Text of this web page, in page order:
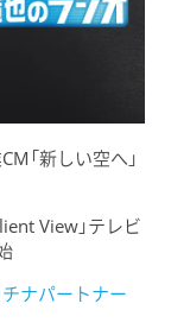
「新しい空へ」
View」テレビ
ナパートナー